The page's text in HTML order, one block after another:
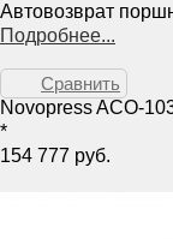
Автовозврат
Подробнее...
Сравнить
Novopress ACO-
*
154 777 руб.